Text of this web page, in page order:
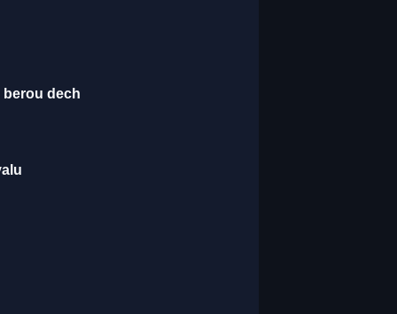
dech